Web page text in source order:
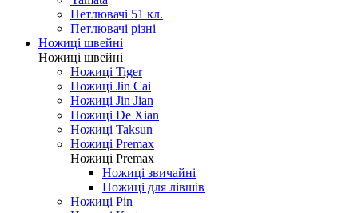
Петлювачі 51 кл.
Петлювачі різні
Ножиці швейні
Ножиці швейні
Ножиці Tiger
Ножиці Jin Cai
Ножиці Jin Jian
Ножиці De Xian
Ножиці Taksun
Ножиці Premax
Ножиці Premax
Ножиці звичайні
Ножиці для лівшів
Ножиці Pin